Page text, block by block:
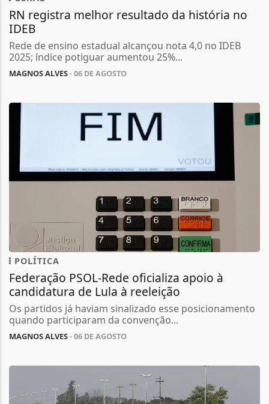
RN registra melhor resultado da história no
IDEB
Rede de ensino estadual alcançou nota 4,0 no IDEB
2025; índice potiguar aumentou 25%...
MAGNOS ALVES- 06 DE AGOSTO
POLÍTICA
Federação PSOL-Rede oficializa apoio à
candidatura de Lula à reeleição
Os partidos já haviam sinalizado esse posicionamento
quando participaram da convenção...
MAGNOS ALVES- 06 DE AGOSTO